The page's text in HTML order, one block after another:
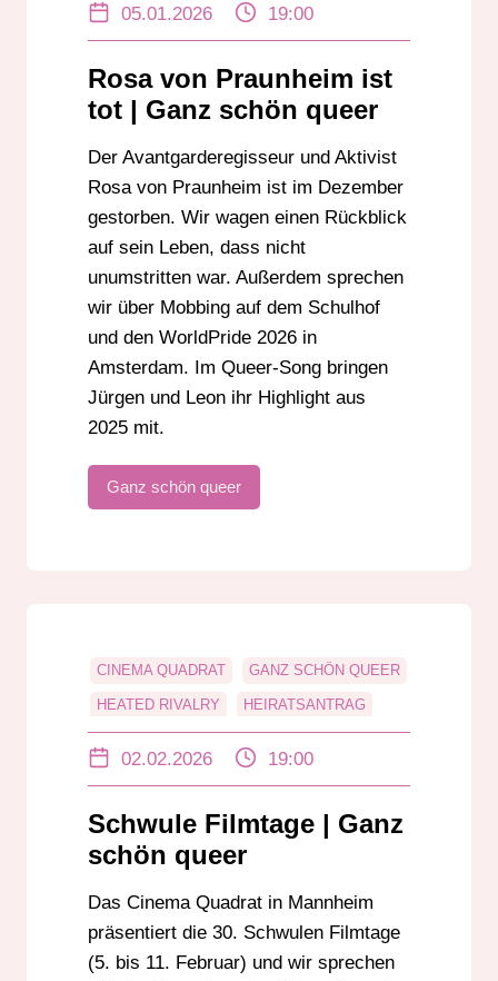
QUEER-SONG
05.01.2026 19:00
Rosa von Praunheim ist
tot | Ganz schön queer
Der Avantgarderegisseur und Aktivist
Rosa von Praunheim ist im Dezember
gestorben. Wir wagen einen Rückblick
auf sein Leben, dass nicht
unumstritten war. Außerdem sprechen
wir über Mobbing auf dem Schulhof
und den WorldPride 2026 in
Amsterdam. Im Queer-Song bringen
Jürgen und Leon ihr Highlight aus
2025 mit.
Ganz schön queer
CINEMA QUADRAT GANZ SCHÖN QUEER
HEATED RIVALRY HEIRATSANTRAG
LEON EBERSMANN
SCHWULE FILMTAGE MANNHEIM
02.02.2026 19:00
Schwule Filmtage | Ganz
schön queer
Das Cinema Quadrat in Mannheim
präsentiert die 30. Schwulen Filmtage
(5. bis 11. Februar) und wir sprechen